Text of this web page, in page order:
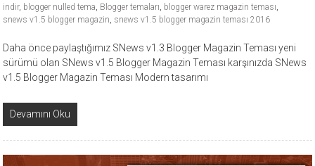
indir, blogger nulled tema Blogger temaları blogger warez magazin teması
snews v1.5 blogger magazin snews v1.5 blogger magazin teması 2016
Daha önce paylaştığımız SNews v1.3 Blogger Magazin Teması yeni
sürümü olan SNews v1.5 Blogger Magazin Teması karşınızda SNews
v1.5 Blogger Magazin Teması Modern tasarımı
Devamını Oku